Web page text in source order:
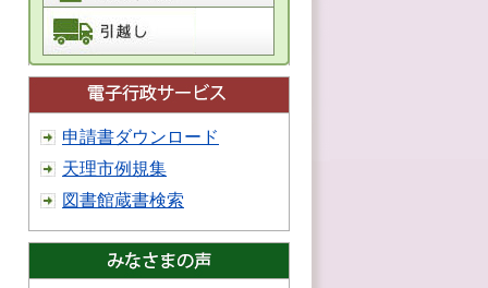
申請書ダウンロード
天理市例規集
図書館蔵書検索